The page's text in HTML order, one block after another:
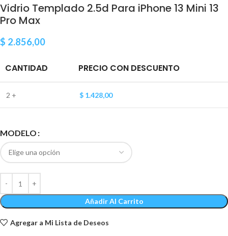
Vidrio Templado 2.5d Para iPhone 13 Mini 13
Pro Max
$ 2.856,00
CANTIDAD PRECIO CON DESCUENTO
2 + $ 1.428,00
MODELO
Añadir Al Carrito
Agregar a Mi Lista de Deseos